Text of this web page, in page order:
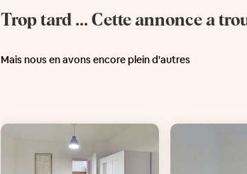
Trop tard ... Cette annonce a
Mais nous en avons encore plein d'autres